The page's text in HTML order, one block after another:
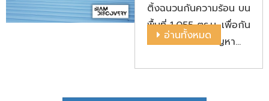
ติ้งฉนวนกันความร้อน บน
พื้นที่ 1,055 ตร.ม. เพื่อกัน
ร้อนหลังคา แก้ปัญหา
อ่านทั้งหมด